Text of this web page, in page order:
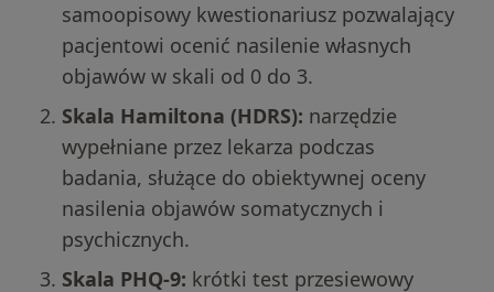
samoopisowy kwestionariusz pozwalający
pacjentowi ocenić nasilenie własnych
objawów w skali od 0 do 3.
Skala Hamiltona (HDRS): narzędzie
wypełniane przez lekarza podczas
badania, służące do obiektywnej oceny
nasilenia objawów somatycznych i
psychicznych.
Skala PHQ-9: krótki test przesiewowy